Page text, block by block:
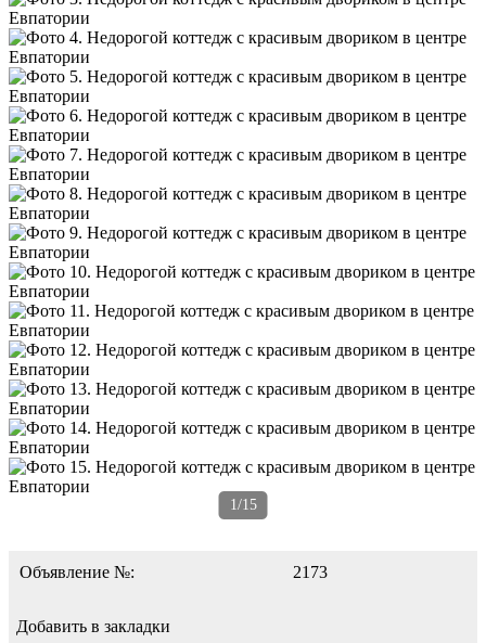
1/15
Объявление №: 2173
Добавить в закладки